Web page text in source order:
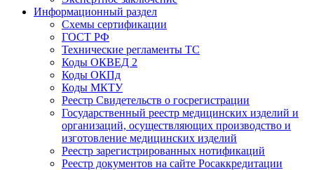
Информационный раздел
Схемы сертификации
ГОСТ РФ
Технические регламенты ТС
Коды ОКВЕД 2
Коды ОКПд
Коды МКТУ
Реестр Свидетельств о госрегистрации
Государственный реестр медицинских изделий и
организаций, осуществляющих производство и
изготовление медицинских изделий
Реестр зарегистрированных нотификаций
Реестр документов на сайте Росаккредитации